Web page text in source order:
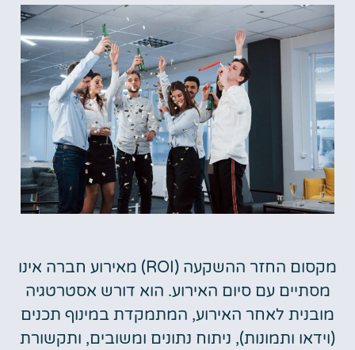
מקסום החזר ההשקעה (ROI) מאירוע חברה אינו
מסתיים עם סיום האירוע. הוא דורש אסטרטגיה
מובנית לאחר האירוע, המתמקדת במינוף תכנים
(וידאו ותמונות), ניתוח נתונים ומשובים, ותקשורת